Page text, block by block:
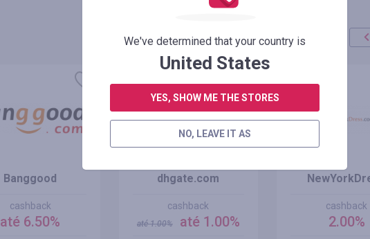
Banggood
cashback
até 6.50%
+100%
dhgate.com
cashback
até1.00% até 1.00%
cashback
2.00%
We've determined that your country is
United States
YES, SHOW ME THE STORES
NO, LEAVE IT AS